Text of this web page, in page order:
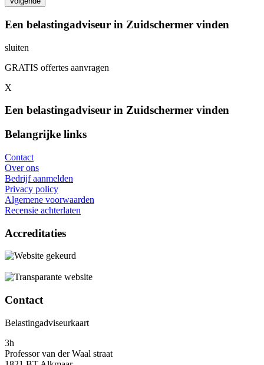
Een belastingadviseur in Zuidschermer vinden
sluiten
GRATIS offertes aanvragen
X
Een belastingadviseur in Zuidschermer vinden
Belangrijke links
Contact
Over ons
Bedrijf aanmelden
Privacy policy
Algemene voorwaarden
Recensie achterlaten
Accreditaties
Contact
Belastingadviseurkaart
3h
Professor van der Waal straat